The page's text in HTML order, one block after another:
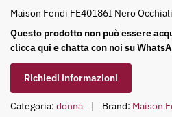
Maison Fendi FE40186I Nero
Questo prodotto non può essere
clicca qui e chatta con noi su
Richiedi informazioni
Categoria: donna Brand: Maison